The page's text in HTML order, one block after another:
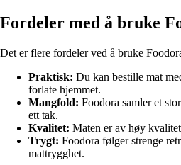
Fordeler med å bruke
Det er flere fordeler ved å bruke
Praktisk: Du kan bestille mat
forlate hjemmet.
Mangfold: Foodora samler et
ett tak.
Kvalitet: Maten er av høy
Trygt: Foodora følger strenge
mattrygghet.